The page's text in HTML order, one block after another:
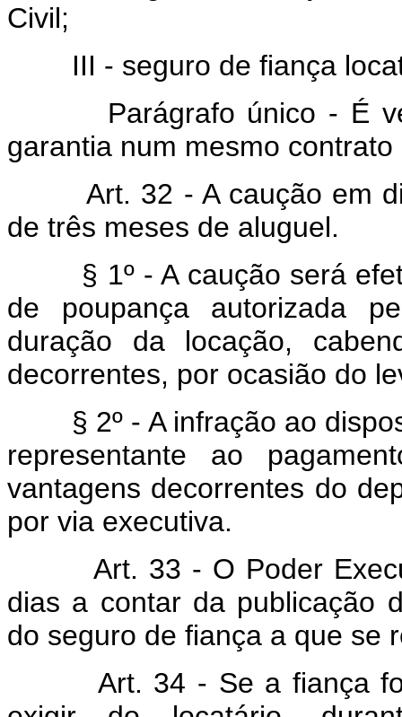
Civil;
III - seguro de fiança
Parágrafo único - É
garantia num mesmo
Art. 32 - A caução em
de três meses de aluguel.
§ 1º - A caução será
de poupança autorizada
duração da locação,
decorrentes, por ocasião do
§ 2º - A infração ao
representante ao
vantagens decorrentes do
por via executiva.
Art. 33 - O Poder
dias a contar da publicação
do seguro de fiança a que se
Art. 34 - Se a fiança for